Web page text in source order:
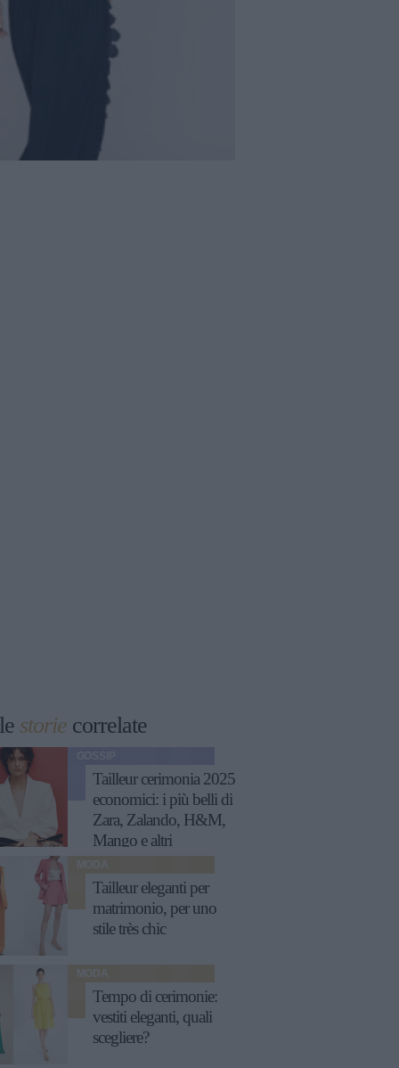
storie correlate
Tailleur cerimonia 2025
economici: i più belli di
Zara, Zalando, H&M,
Mango e altri
MODA
Tailleur eleganti per
matrimonio, per uno
stile très chic
MODA
Tempo di cerimonie:
vestiti eleganti, quali
scegliere?